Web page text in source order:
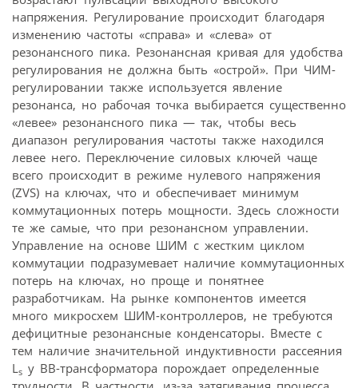
напряжения. Регулирование происходит благодаря
изменению частоты «справа» и «слева» от
резонансного пика. Резонансная кривая для удобства
регулирования не должна быть «острой». При ЧИМ-
регулировании также используется явление
резонанса, но рабочая точка выбирается существенно
«левее» резонансного пика — так, чтобы весь
диапазон регулирования частоты также находился
левее него. Переключение силовых ключей чаще
всего происходит в режиме нулевого напряжения
(ZVS) на ключах, что и обеспечивает минимум
коммутационных потерь мощности. Здесь сложности
те же самые, что при резонансном управлении.
Управление на основе ШИМ с жестким циклом
коммутации подразумевает наличие коммутационных
потерь на ключах, но проще и понятнее
разработчикам. На рынке компонентов имеется
много микросхем ШИМ-контроллеров, не требуются
дефицитные резонансные конденсаторы. Вместе с
тем наличие значительной индуктивности рассеяния
Ls у ВВ-трансформатора порождает определенные